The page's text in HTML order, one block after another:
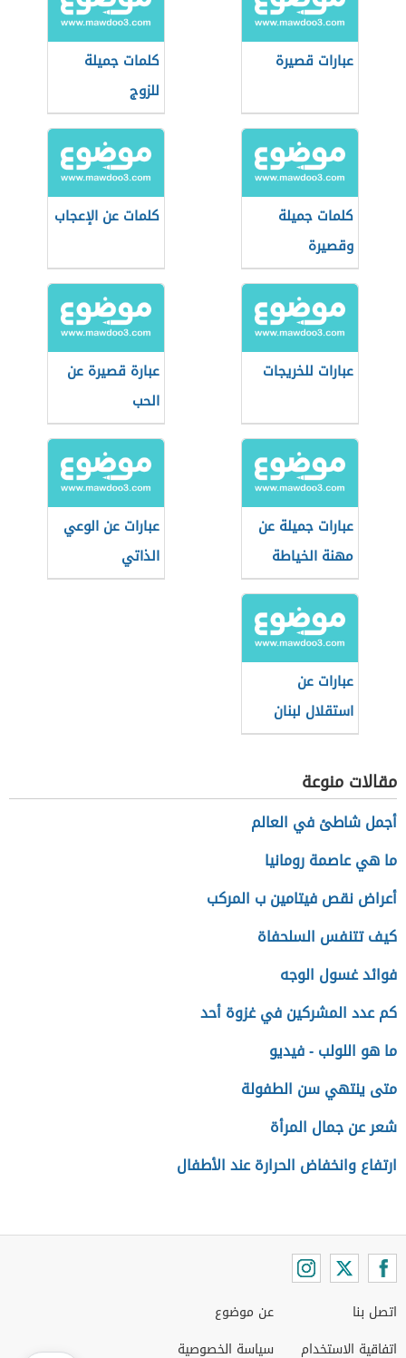
عبارات قصيرة
كلمات جميلة
للزوج
كلمات جميلة
وقصيرة
كلمات عن الإعجاب
عبارات للخريجات
عبارة قصيرة عن
الحب
عبارات جميلة عن
مهنة الخياطة
عبارات عن الوعي
الذاتي
عبارات عن
استقلال لبنان
مقالات منوعة
أجمل شاطئ في العالم
ما هي عاصمة رومانيا
أعراض نقص فيتامين ب المركب
كيف تتنفس السلحفاة
فوائد غسول الوجه
كم عدد المشركين في غزوة أحد
ما هو اللولب - فيديو
متى ينتهي سن الطفولة
شعر عن جمال المرأة
ارتفاع وانخفاض الحرارة عند الأطفال
اتصل بنا
اتفاقية الاستخدام
عن موضوع
سياسة الخصوصية